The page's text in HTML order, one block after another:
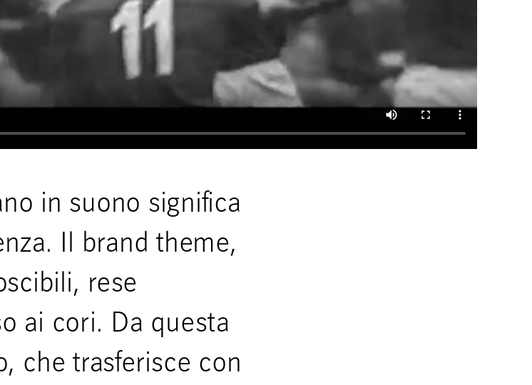
in suono significa
Il brand theme,
rese
ai cori. Da questa
che trasferisce con